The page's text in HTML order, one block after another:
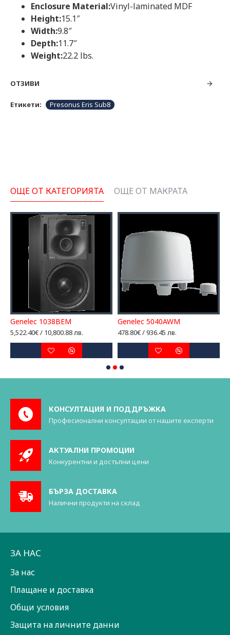
Enclosure Material:Vinyl-laminated MDF
Height:15.1″
Width:9.8″
Depth:11.7″
Weight:22.2 lbs.
ОТЗИВИ
Етикети: Presonus Eris Sub8
ОЩЕ ОТ КАТЕГОРИЯТА ОЩЕ ОТ МАКРАТА
Genelec 1038BEM
5,522.40€ / 10,800.88 лв.
Genelec 5040AWM
478.80€ / 936.45 лв.
КОНСУЛТАЦИЯ И ПОДДРЪЖКА
Професионални консултации от нашите експерти
АКТУАЛНИ ПРОМОЦИИ
Конкурентни и достъпни цени
БЪРЗА ДОСТАВКА
Налични продукти на склад
ЗА НАС
За нас
Плащане и доставка
Общи условия
Защита на личните данни